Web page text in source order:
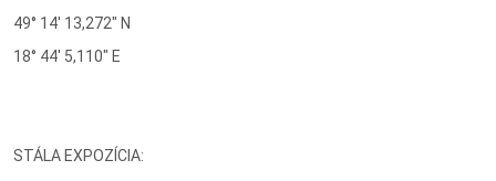
49° 14′ 13,272″ N
18° 44′ 5,110″ E
STÁLA EXPOZÍCIA: